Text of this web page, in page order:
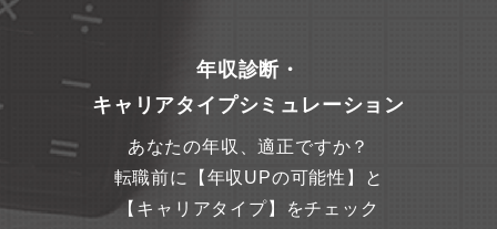
年収診断・
キャリアタイプシミュレーション
あなたの年収、適正ですか？
転職前に【年収UPの可能性】と
【キャリアタイプ】をチェック